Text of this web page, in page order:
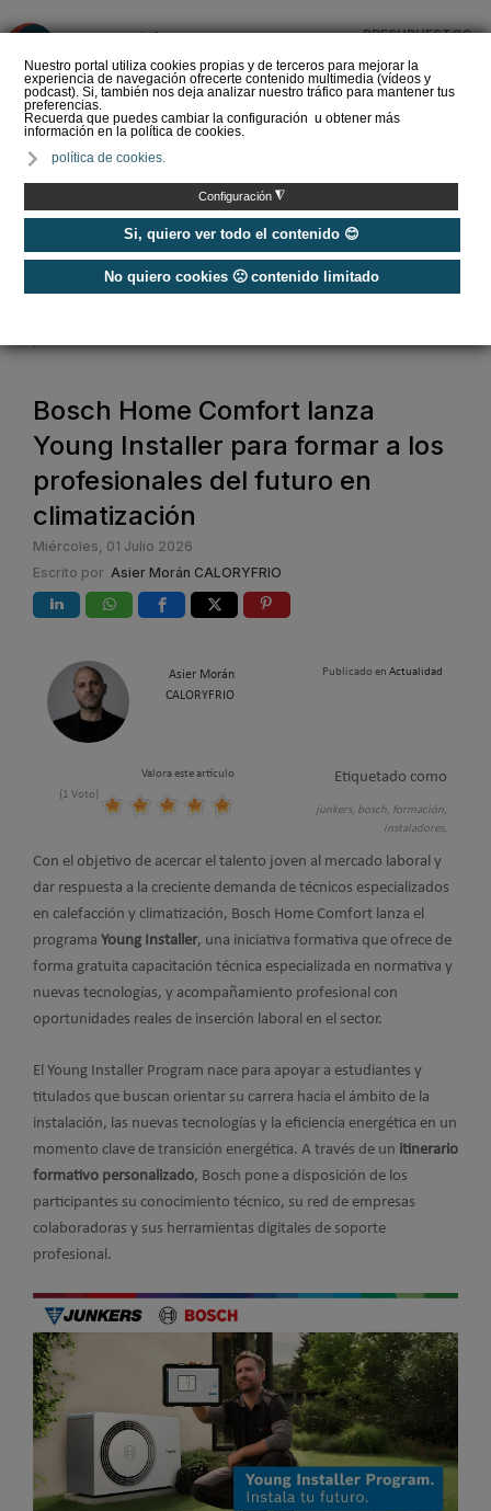
Nuestro portal utiliza cookies propias y de terceros para mejorar la
experiencia de navegación ofrecerte contenido multimedia (vídeos y
podcast). Si, también nos deja analizar nuestro tráfico para mantener tus
preferencias.
Recuerda que puedes cambiar la configuración u obtener más
información en la política de cookies.
política de cookies.
Configuración ◮
Si, quiero ver todo el contenido 😊
No quiero cookies 🙁 contenido limitado
PRESUPUESTOS
del Amperio (Episodio 3)
Noticias / Actualidad
/
Bosch Home Comfort lanza
Young Installer para formar a los
profesionales del futuro en
climatización
Miércoles, 01 Julio 2026
Escrito por Asier Morán CALORYFRIO
Asier Morán
CALORYFRIO
Publicado en Actualidad
Valora este artículo
(1 Voto)
Etiquetado como
junkers, bosch, formación,
instaladores,
Con el objetivo de acercar el talento joven al mercado laboral y
dar respuesta a la creciente demanda de técnicos especializados
en calefacción y climatización, Bosch Home Comfort lanza el
programa Young Installer, una iniciativa formativa que ofrece de
forma gratuita capacitación técnica especializada en normativa y
nuevas tecnologías, y acompañamiento profesional con
oportunidades reales de inserción laboral en el sector.
El Young Installer Program nace para apoyar a estudiantes y
titulados que buscan orientar su carrera hacia el ámbito de la
instalación, las nuevas tecnologías y la eficiencia energética en un
momento clave de transición energética. A través de un itinerario
formativo personalizado, Bosch pone a disposición de los
participantes su conocimiento técnico, su red de empresas
colaboradoras y sus herramientas digitales de soporte
profesional.